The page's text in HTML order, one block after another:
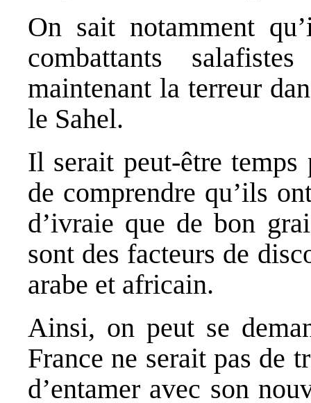
On sait notamment
combattants
maintenant la terreur
le Sahel.
Il serait peut‐être
de comprendre qu’ils
d’ivraie que de bon
sont des facteurs de
arabe et africain.
Ainsi, on peut se
France ne serait pas de
d’entamer avec son